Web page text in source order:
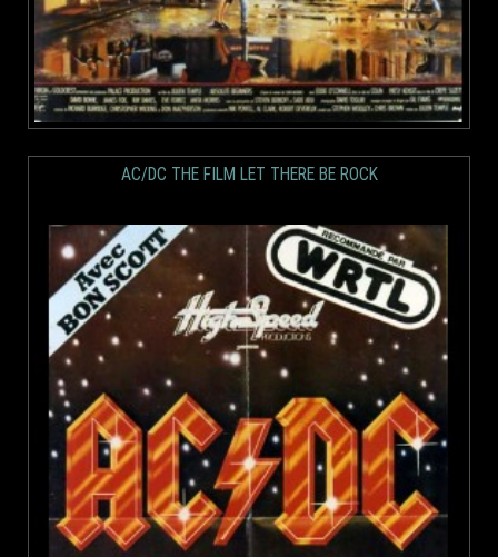
AC/DC THE FILM LET THERE BE ROCK